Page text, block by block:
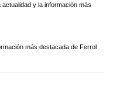
y la información más
más destacada de Ferrol